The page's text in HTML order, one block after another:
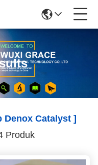
Denox Catalyst ]
Produk